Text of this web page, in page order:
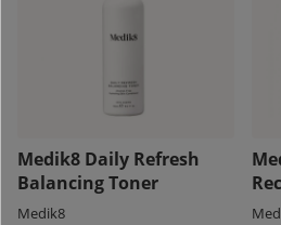
Medik8 Daily Refresh
Balancing Toner
Medik8